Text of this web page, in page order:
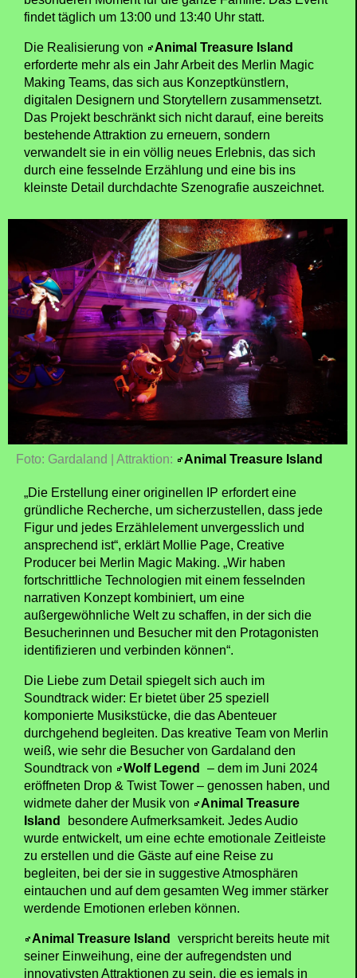
Animal Treasure Island bietet Gardaland ein
exklusives Meet & Greet mit den Hauptfiguren von
Animal Treasure Island an. Besucherinnen und
Besucher haben die Gelegenheit, Captain Nine Lives
ganz aus der Nähe zu begegnen – gemeinsam mit
den unzertrennlichen Freunden Bubbles und Dax
Danger sowie dem furchteinflößenden Rivalen
Captain Blackbear und seiner Bande. Ein
Erinnerungsfoto macht dieses Erlebnis zu einem ganz
findet täglich um 13:00 und 13:40 Uhr statt.
Die Realisierung von Animal Treasure Island
erforderte mehr als ein Jahr Arbeit des Merlin Magic
Making Teams, das sich aus Konzeptkünstlern,
digitalen Designern und Storytellern zusammensetzt.
Das Projekt beschränkt sich nicht darauf, eine bereits
bestehende Attraktion zu erneuern, sondern
verwandelt sie in ein völlig neues Erlebnis, das sich
durch eine fesselnde Erzählung und eine bis ins
kleinste Detail durchdachte Szenografie auszeichnet.
„Die Erstellung einer originellen IP erfordert eine
gründliche Recherche, um sicherzustellen, dass jede
Figur und jedes Erzählelement unvergesslich und
ansprechend ist“, erklärt Mollie Page, Creative
Producer bei Merlin Magic Making. „Wir haben
fortschrittliche Technologien mit einem fesselnden
narrativen Konzept kombiniert, um eine
außergewöhnliche Welt zu schaffen, in der sich die
Besucherinnen und Besucher mit den Protagonisten
identifizieren und verbinden können“.
Die Liebe zum Detail spiegelt sich auch im
Soundtrack wider: Er bietet über 25 speziell
durchgehend begleiten. Das kreative Team von Merlin
weiß, wie sehr die Besucher von Gardaland den
Soundtrack von Wolf Legend – dem im Juni 2024